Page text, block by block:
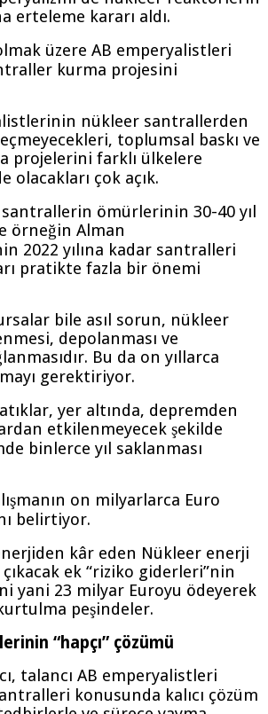
erteleme kararı aldı.
üzere AB emperyalistleri
kurma projesini
nükleer santrallerden
toplumsal baskı ve
projelerini farklı ülkelere
olacakları çok açık.
ömürlerinin 30-40 yıl
örneğin Alman
2022 yılına kadar santralleri
pratikte fazla bir önemi
bile asıl sorun, nükleer
depolanması ve
Bu da on yıllarca
gerektiriyor.
yer altında, depremden
etkilenmeyecek şekilde
binlerce yıl saklanması
on milyarlarca Euro
belirtiyor.
kâr eden Nükleer enerji
ek “riziko giderleri”nin
yani 23 milyar Euroyu ödeyerek
peşindeler.
“hapçı” çözümü
talancı AB emperyalistleri
konusunda kalıcı çözüm